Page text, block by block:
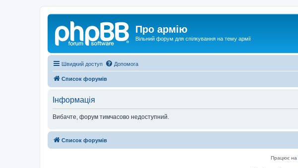
Про армію
Вільний форум для спілкування на тему армії
Швидкий доступ Допомога
Список форумів
Інформація
Вибачте, форум тимчасово недоступний.
Список форумів
Працює на